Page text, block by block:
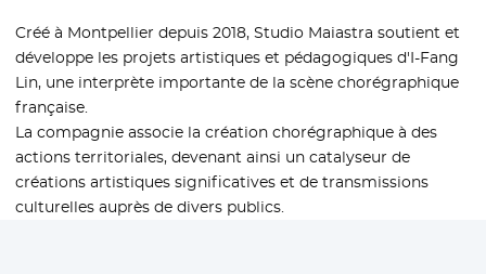
Créé à Montpellier depuis 2018, Studio Maiastra soutient et
développe les projets artistiques et pédagogiques d'I-Fang
Lin, une interprète importante de la scène chorégraphique
française.
La compagnie associe la création chorégraphique à des
actions territoriales, devenant ainsi un catalyseur de
créations artistiques significatives et de transmissions
culturelles auprès de divers publics.